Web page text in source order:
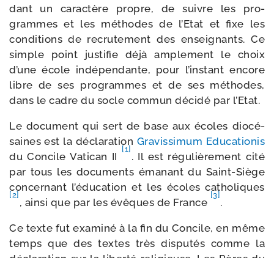
dant un carac­tère propre, de suivre les pro­
grammes et les méthodes de l’Etat et fixe les
condi­tions de recru­te­ment des ensei­gnants. Ce
simple point jus­ti­fie déjà ample­ment le choix
d’une école indé­pen­dante, pour l’ins­tant encore
libre de ses pro­grammes et de ses méthodes,
dans le cadre du socle com­mun déci­dé par l’Etat.
Le docu­ment qui sert de base aux écoles dio­cé­
saines est la décla­ra­tion Gravissimum Educationis
du Concile Vatican II
[1]
. Il est régu­liè­re­ment cité
par tous les docu­ments éma­nant du Saint-​Siège
concer­nant l’é­du­ca­tion et les écoles catho­liques
[2]
, ain­si que par les évêques de France
[3]
.
Ce texte fut exa­mi­né à la fin du Concile, en même
temps que des textes très dis­pu­tés comme la